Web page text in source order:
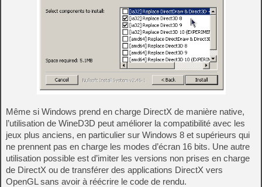
Même si Windows prend en charge DirectX de manière native,
l’utilisation de WineD3D peut améliorer la compatibilité avec les
jeux plus anciens, en particulier sur Windows 8 et supérieurs qui
ne prennent pas en charge les modes d’écran 16 bits. Une autre
utilisation possible est d’imiter les versions non prises en charge
de DirectX ou de transférer des applications DirectX vers
OpenGL sans avoir à réécrire le code de rendu.